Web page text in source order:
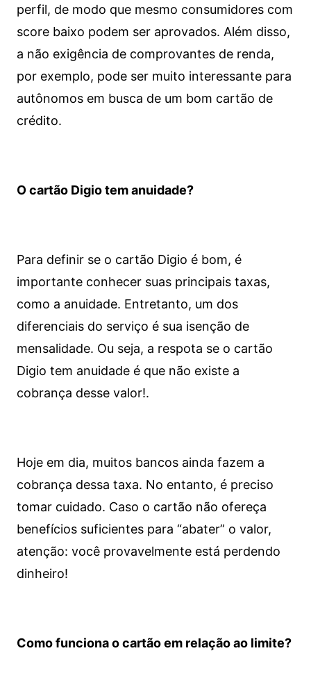
perfil, de modo que mesmo consumidores com
score baixo podem ser aprovados. Além disso,
a não exigência de comprovantes de renda,
por exemplo, pode ser muito interessante para
autônomos em busca de um bom cartão de
crédito.
O cartão Digio tem anuidade?
Para definir se o cartão Digio é bom, é
importante conhecer suas principais taxas,
como a anuidade. Entretanto, um dos
diferenciais do serviço é sua isenção de
mensalidade. Ou seja, a respota se o cartão
Digio tem anuidade é que não existe a
cobrança desse valor!.
Hoje em dia, muitos bancos ainda fazem a
cobrança dessa taxa. No entanto, é preciso
tomar cuidado. Caso o cartão não ofereça
benefícios suficientes para “abater” o valor,
atenção: você provavelmente está perdendo
dinheiro!
Como funciona o cartão em relação ao limite?